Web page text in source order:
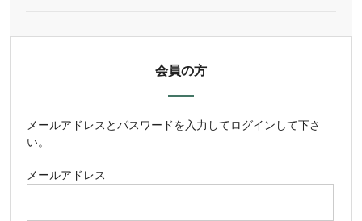
会員の方
メールアドレス とパスワードを入力してログインして下さ
い。
メールアドレス